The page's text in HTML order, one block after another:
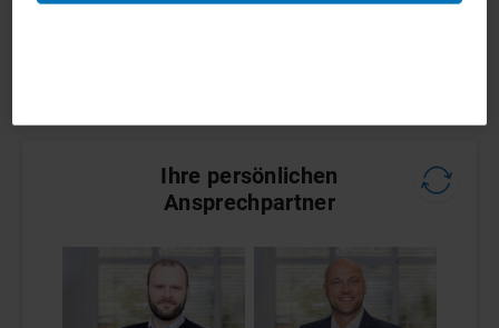
Ihre persönlichen
Ansprechpartner